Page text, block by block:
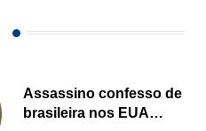
Assassino confesso de
brasileira nos EUA